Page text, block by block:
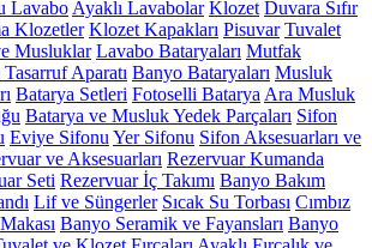
Lavabo Ayaklı Lavabolar Klozet Duvara Sıfır
Klozetler Klozet Kapakları Pisuvar Tuvalet
Musluklar Lavabo Bataryaları Mutfak
Tasarruf Aparatı Banyo Bataryaları Musluk
Batarya Setleri Fotoselli Batarya Ara Musluk
Batarya ve Musluk Yedek Parçaları Sifon
Eviye Sifonu Yer Sifonu Sifon Aksesuarları ve
ve Aksesuarları Rezervuar Kumanda
Seti Rezervuar İç Takımı Banyo Bakım
Lif ve Süngerler Sıcak Su Torbası Cımbız
Banyo Seramik ve Fayansları Banyo